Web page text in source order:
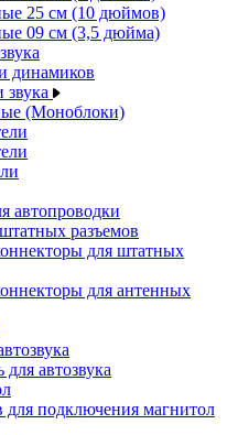
25 см (10 дюймов)
09 см (3,5 дюйма)
динамиков
(Моноблоки)
автопроводки
разъемов
для штатных
для антенных
автозвука
подключения магнитол